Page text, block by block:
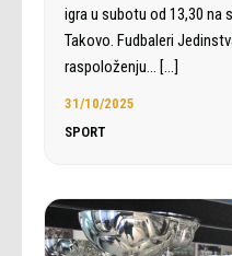
igra u subotu od 13,30
Takovo. Fudbaleri
raspoloženju… […]
31/10/2025
SPORT